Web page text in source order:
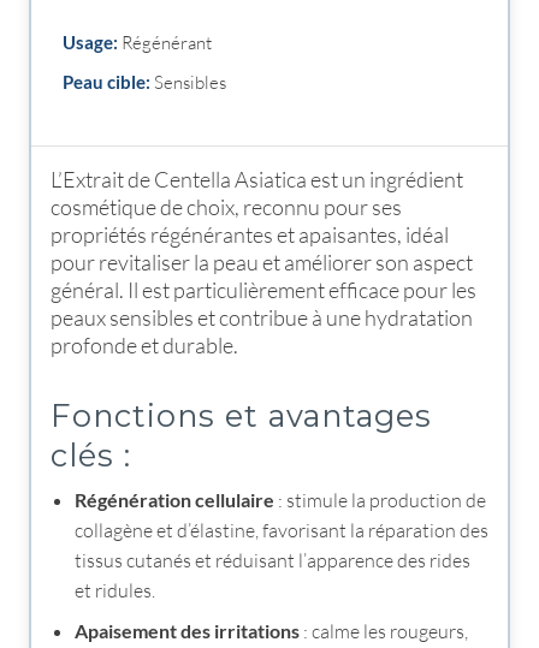
Usage: Régénérant
Peau cible: Sensibles
L’Extrait de Centella Asiatica est un ingrédient
cosmétique de choix, reconnu pour ses
propriétés régénérantes et apaisantes, idéal
pour revitaliser la peau et améliorer son aspect
général. Il est particulièrement efficace pour les
peaux sensibles et contribue à une hydratation
profonde et durable.
Fonctions et avantages
clés :
Régénération cellulaire : stimule la production de
collagène et d’élastine, favorisant la réparation des
tissus cutanés et réduisant l’apparence des rides
et ridules.
Apaisement des irritations : calme les rougeurs,